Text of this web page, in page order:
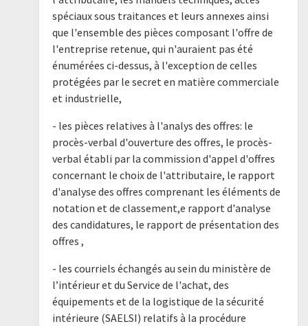
spéciaux sous traitances et leurs annexes ainsi
que l'ensemble des pièces composant l'offre de
l'entreprise retenue, qui n'auraient pas été
énumérées ci-dessus, à l'exception de celles
protégées par le secret en matière commerciale
et industrielle,
- les pièces relatives à l'analys des offres: le
procès-verbal d'ouverture des offres, le procès-
verbal établi par la commission d'appel d'offres
concernant le choix de l'attributaire, le rapport
d'analyse des offres comprenant les éléments de
notation et de classement,e rapport d'analyse
des candidatures, le rapport de présentation des
offres ,
- les courriels échangés au sein du ministère de
l’intérieur et du Service de l'achat, des
équipements et de la logistique de la sécurité
intérieure (SAELSI) relatifs à la procédure